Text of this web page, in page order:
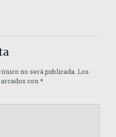
no será publicada. Los
con*